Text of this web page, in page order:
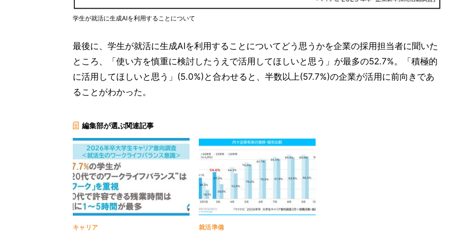
学生が就活に生成AIを利用することについて
最後に、学生が就活に生成AIを利用することについてどう思うかを企業の採用担当者に聞いた
ところ、「使い方を慎重に検討したうえで活用してほしいと思う」が最多の52.7%。「積極的
に活用してほしいと思う」(5.0%)と合わせると、半数以上(57.7%)の企業が活用に前向きであ
ることがわかった。
編集部が選ぶ関連記事
キャリア 就活準備